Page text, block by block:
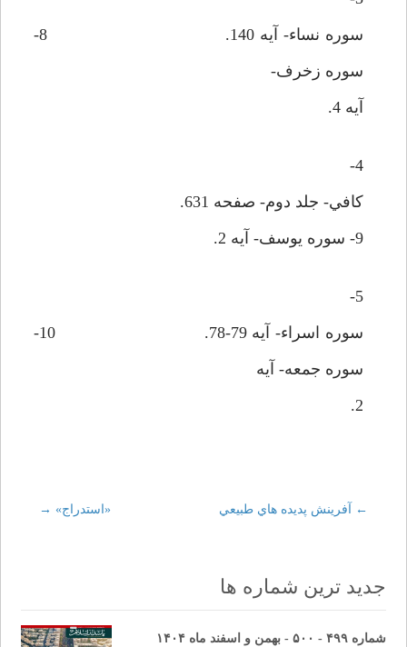
سوره نساء- آيه 140. 8-
سوره زخرف-
آيه 4.
4-
كافي- جلد دوم- صفحه 631.
9- سوره يوسف- آيه 2.
5-
سوره اسراء- آيه 79-78. 10-
سوره جمعه- آيه
2.
Post
navigation
← آفرينش پديده هاي طبيعي «استدراج» →
جدید ترین شماره ها
شماره ۴۹۹ - ۵۰۰ - بهمن و اسفند ماه ۱۴۰۴